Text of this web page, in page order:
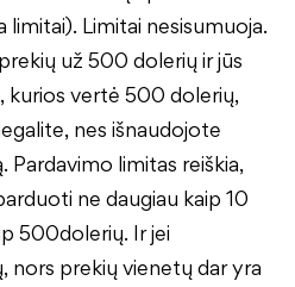
limitai). Limitai nesisumuoja.
už 500 dolerių ir jūs
kurios vertė 500 dolerių,
nes išnaudojote
Pardavimo limitas reiškia,
ne daugiau kaip 10
500dolerių. Ir jei
nors prekių vienetų dar yra